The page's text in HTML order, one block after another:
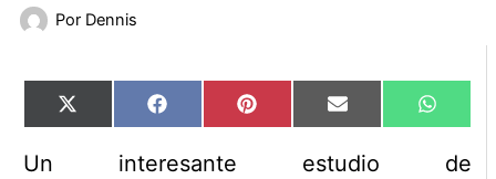
Por Dennis
Compartir
en
X
(Twitter)
Compartir
en
Facebook Compartir
en
Pinterest Compartir
en
Email
en
Un interesante estudio de